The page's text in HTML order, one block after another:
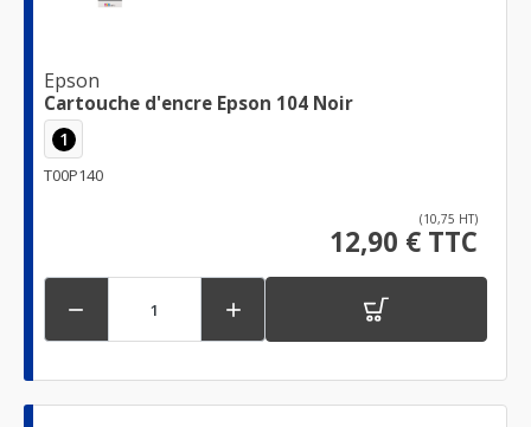
Epson
Cartouche d'encre Epson 104 Noir
1
T00P140
(10,75 HT)
12,90 € TTC
 